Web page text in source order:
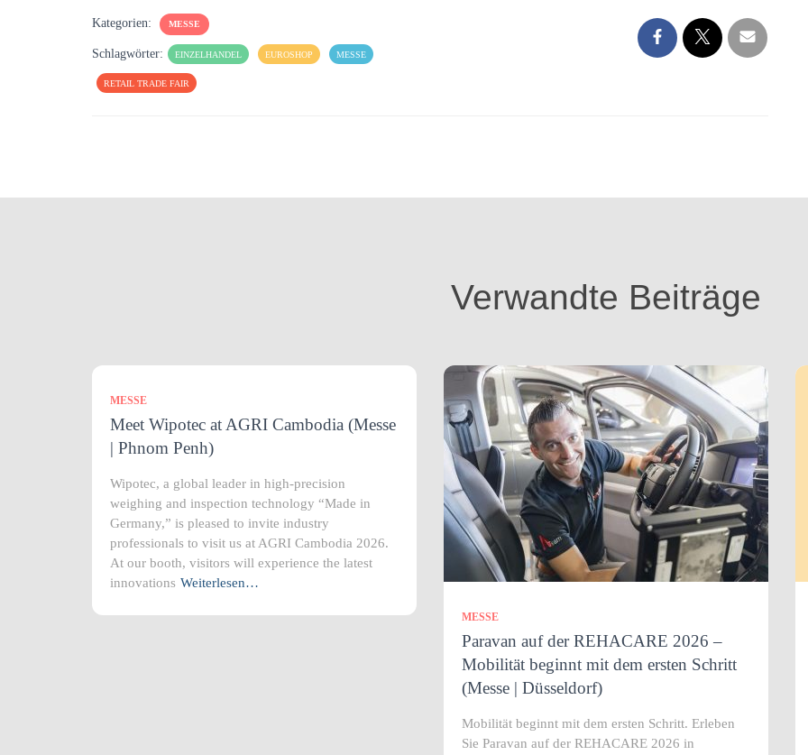
Kategorien: MESSE
Schlagwörter: EINZELHANDEL EUROSHOP MESSE
RETAIL TRADE FAIR
Verwandte Beiträge
MESSE
Meet Wipotec at AGRI Cambodia (Messe
| Phnom Penh)
Wipotec, a global leader in high-precision
weighing and inspection technology “Made in
Germany,” is pleased to invite industry
professionals to visit us at AGRI Cambodia 2026.
At our booth, visitors will experience the latest
innovations Weiterlesen…
MESSE
Paravan auf der REHACARE 2026 –
Mobilität beginnt mit dem ersten Schritt
(Messe | Düsseldorf)
Mobilität beginnt mit dem ersten Schritt. Erleben
Sie Paravan auf der REHACARE 2026 in